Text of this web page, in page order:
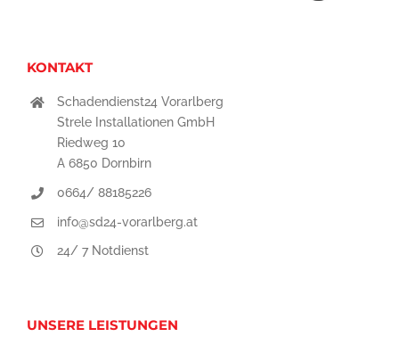
KONTAKT
Schadendienst24 Vorarlberg
Strele Installationen GmbH
Riedweg 10
A 6850 Dornbirn
0664/ 88185226
info@sd24-vorarlberg.at
24/ 7 Notdienst
UNSERE LEISTUNGEN